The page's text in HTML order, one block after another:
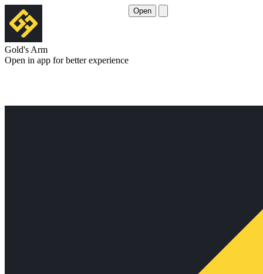
Gold's Arm
Open in app for better experience
Open